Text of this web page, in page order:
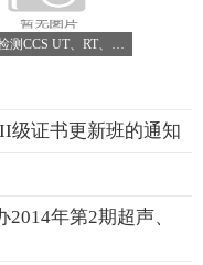
级证书更新班的通知
年第2期超声、